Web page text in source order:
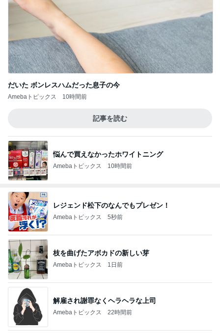
だいた ボンレスハムだった息子の今
Amebaトピックス 10時間前
記事を読む
悩んで買えなかったホワイトニング
Amebaトピックス 10時間前
レジェンド松下のなんでもプレゼン！
Amebaトピックス 5秒前
枝を曲げたアボカドの新しい芽
Amebaトピックス 1日前
解雇され謝罪なくヘラヘラな上司
Amebaトピックス 22時間前